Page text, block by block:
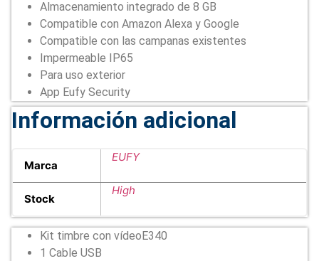
Almacenamiento integrado de 8 GB
Compatible con Amazon Alexa y Google
Compatible con las campanas existentes
Impermeable IP65
Para uso exterior
App Eufy Security
Información adicional
Marca
EUFY
Stock
High
Kit timbre con vídeoE340
1 Cable USB